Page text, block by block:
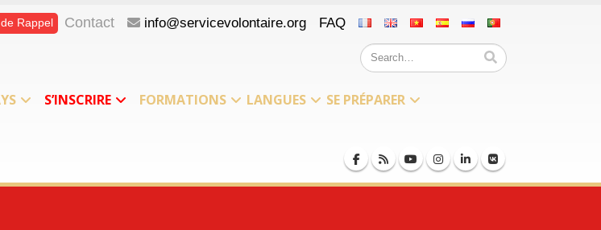
Rappel Contact info@servicevolontaire.org FAQ
S’INSCRIRE FORMATIONS LANGUES
SE PRÉPARER